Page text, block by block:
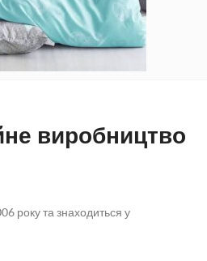
виробництво
року та знаходиться у